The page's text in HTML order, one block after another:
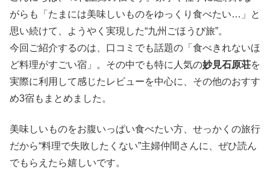
がらも「たまには美味しいものをゆっくり食べたい…」と
思い続けて、ようやく実現した“九州ごほうび旅”。
今回ご紹介するのは、口コミでも話題の「食べきれないほ
ど料理がすごい宿」。その中でも特に人気の妙見石原荘を
実際に利用して感じたレビューを中心に、その他のおすす
め3宿もまとめました。
美味しいものをお腹いっぱい食べたい方、せっかくの旅行
だから“料理で失敗したくない”主婦仲間さんに、ぜひ読ん
でもらえたら嬉しいです。